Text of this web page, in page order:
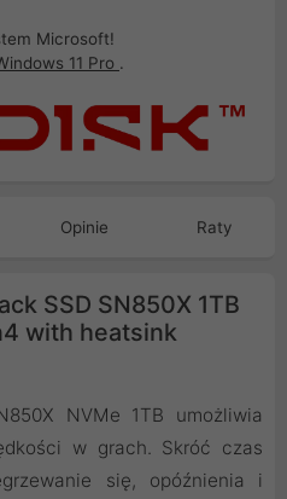
Microsoft!
11 Pro .
Opinie Raty
SSD SN850X 1TB
with heatsink
NVMe 1TB umożliwia
w grach. Skróć czas
się, opóźnienia i